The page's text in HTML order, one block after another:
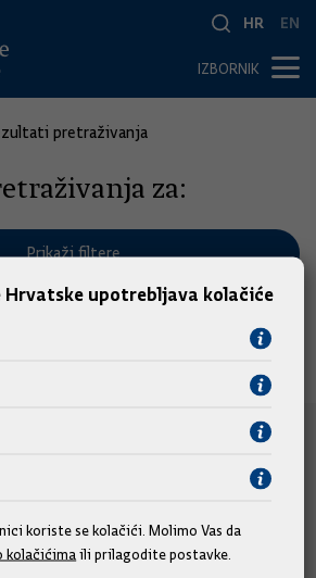
HR EN
IZBORNIK
pretraživanja
za:
Prikaži filtere
RH
Hrvatske upotrebljava kolačiće
koriste se kolačići. Molimo Vas da
kolačićima ili prilagodite postavke.